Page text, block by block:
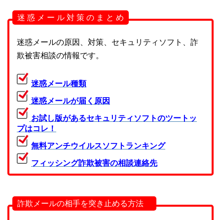
迷 惑 メ ー ル 対 策 の ま と め
迷惑メールの原因、対策、セキュリティソフト、詐
欺被害相談の情報です。
迷惑メール種類
迷惑メールが届く原因
お試し版があるセキュリティソフトのツートッ
プはコレ！
無料アンチウイルスソフトランキング
フィッシング詐欺被害の相談連絡先
詐欺メールの相手を突き止める方法